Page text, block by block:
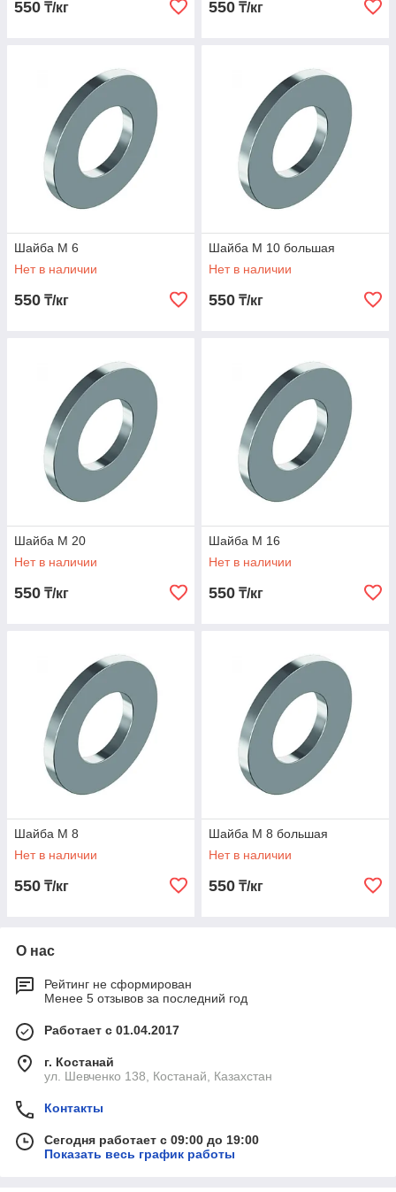
550 ₸/кг 550 ₸/кг
Шайба М 6
Нет в наличии
550 ₸/кг
Шайба М 10 большая
Нет в наличии
550 ₸/кг
Шайба М 20
Нет в наличии
550 ₸/кг
Шайба М 16
Нет в наличии
550 ₸/кг
Шайба М 8
Нет в наличии
550 ₸/кг
Шайба М 8 большая
Нет в наличии
550 ₸/кг
О нас
Рейтинг не сформирован
Менее 5 отзывов за последний год
Работает с 01.04.2017
г. Костанай
ул. Шевченко 138, Костанай, Казахстан
Контакты
Сегодня работает с 09:00 до 19:00
Показать весь график работы